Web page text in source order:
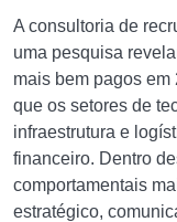
A consultoria de
uma pesquisa
mais bem pagos em
que os setores de
infraestrutura e
financeiro. Dentro
comportamentais
estratégico,